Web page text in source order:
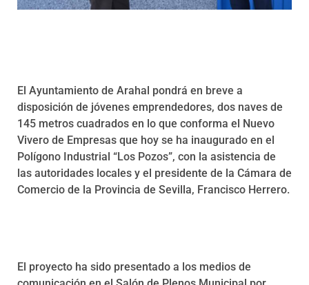
El Ayuntamiento de Arahal pondrá en breve a
disposición de jóvenes emprendedores, dos naves de
145 metros cuadrados en lo que conforma el Nuevo
Vivero de Empresas que hoy se ha inaugurado en el
Polígono Industrial “Los Pozos”, con la asistencia de
las autoridades locales y el presidente de la Cámara de
Comercio de la Provincia de Sevilla, Francisco Herrero.
El proyecto ha sido presentado a los medios de